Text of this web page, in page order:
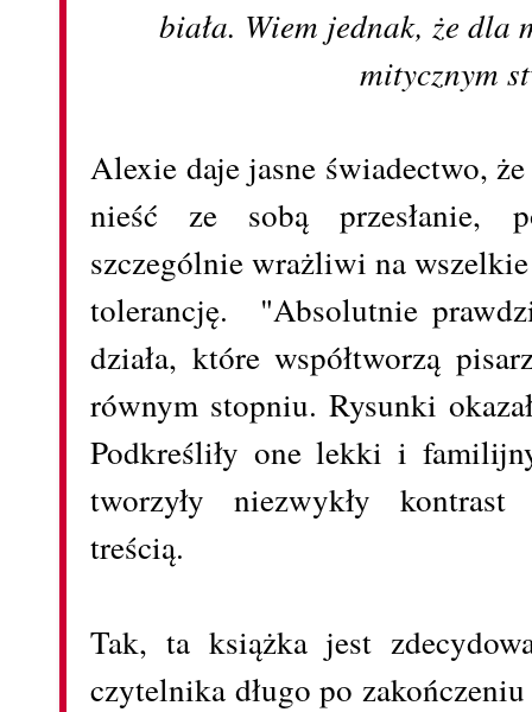
biała. Wiem jednak, że dla
mitycznym
Alexie daje jasne świadectwo,
nieść ze sobą przesłanie,
szczególnie wrażliwi na
tolerancję. "Absolutnie
działa, które współtworzą
równym stopniu. Rysunki
Podkreśliły one lekki i
tworzyły niezwykły
treścią.
Tak, ta książka jest
czytelnika długo po